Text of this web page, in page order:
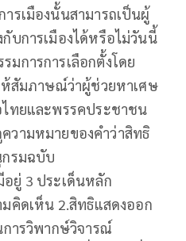
รเมืองนั้นสามารถเป็นผู้
บการเมืองได้หรือไม่วันนี้
การการเลือกตั้งโดย
ห้สัมภาษณ์ว่าผู้ช่วยหาเศษ
ไทยและพรรคประชาชน
วามหมายของคำว่าสิทธิ
กรมฉบับ
ยู่ 3 ประเด็นหลัก
คิดเห็น 2.สิทธิแสดงออก
การวิพากษ์วิจารณ์